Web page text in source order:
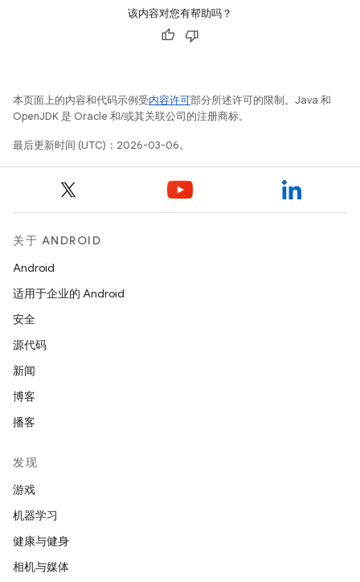
该内容对您有帮助吗？
本页面上的内容和代码示例受内容许可部分所述许可的限制。Java 和
OpenJDK 是 Oracle 和/或其关联公司的注册商标。
最后更新时间 (UTC)：2026-03-06。
关于 ANDROID
Android
适用于企业的 Android
安全
源代码
新闻
博客
播客
发现
游戏
机器学习
健康与健身
相机与媒体